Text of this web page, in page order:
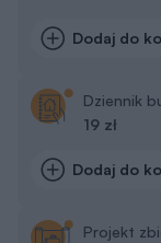
Dodaj do
Dziennik
19 zł
Dodaj do
Projekt